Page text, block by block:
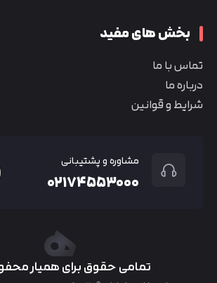
بخش های مفید
تماس با ما
درباره ما
شرایط و قوانین
مشاوره و پشتیبانی
۰۲۱۷۴۵۵۳۰۰۰
تمامی حقوق برای همیار